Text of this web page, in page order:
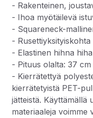
- Rakenteinen,
- Ihoa myötäilevä
- Squareneck-
- Rusettiyksityiskohta
- Elastinen hihna
- Pituus olalta: 37
- Kierrätettyä
kierrätetyistä PET-
jätteistä. Käyttämällä
materiaaleja voimme